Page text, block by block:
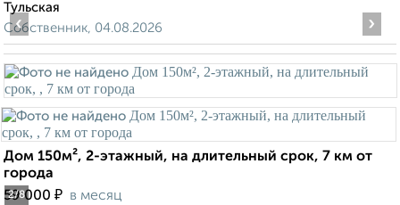
Тульская
Собственник, 04.08.2026
2/8
‹ ›
Дом 150м², 2-этажный, на длительный срок, 7 км от
города
59 000 ₽ в месяц